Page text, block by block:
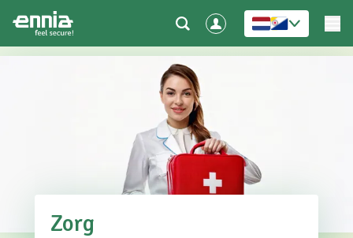
Zorg